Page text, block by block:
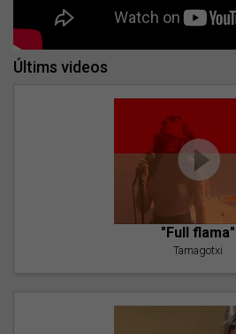
Últims videos
"Full flama"
Tamagotxi